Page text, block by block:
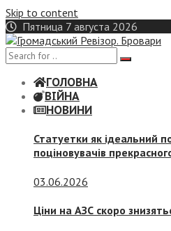
Skip to content
Пятница 7 августа 2026
ГОЛОВНА
ВІЙНА
НОВИНИ
Статуетки як ідеальний
поціновувачів
03.06.2026
Ціни на АЗС скоро